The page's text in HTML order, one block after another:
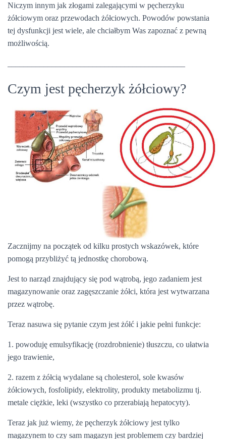
Niczym innym jak złogami zalegającymi w pęcherzyku
żółciowym oraz przewodach żółciowych. Powodów powstania
tej dysfunkcji jest wiele, ale chciałbym Was zapoznać z pewną
możliwością.
Czym jest pęcherzyk żółciowy?
Zacznijmy na początek od kilku prostych wskazówek, które
pomogą przybliżyć tą jednostkę chorobową.
Jest to narząd znajdujący się pod wątrobą, jego zadaniem jest
magazynowanie oraz zagęszczanie żółci, która jest wytwarzana
przez wątrobę.
Teraz nasuwa się pytanie czym jest żółć i jakie pełni funkcje:
1. powoduję emulsyfikację (rozdrobnienie) tłuszczu, co ułatwia
jego trawienie,
2. razem z żółcią wydalane są cholesterol, sole kwasów
żółciowych, fosfolipidy, elektrolity, produkty metabolizmu tj.
metale ciężkie, leki (wszystko co przerabiają hepatocyty).
Teraz jak już wiemy, że pęcherzyk żółciowy jest tylko
magazynem to czy sam magazyn jest problemem czy bardziej